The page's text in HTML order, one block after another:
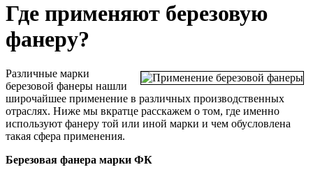
Где применяют березовую
фанеру?
Различные марки
березовой фанеры нашли
широчайшее применение в различных производственных
отраслях. Ниже мы вкратце расскажем о том, где именно
используют фанеру той или иной марки и чем обусловлена
такая сфера применения.
Березовая фанера марки ФК